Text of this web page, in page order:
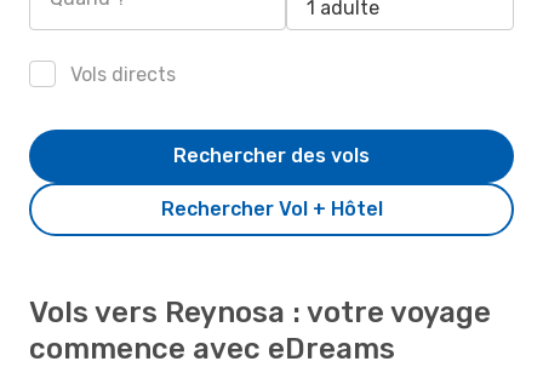
1 adulte
Vols directs
Rechercher Vol + Hôtel
Rechercher des vols
Vols vers Reynosa : votre voyage
commence avec eDreams